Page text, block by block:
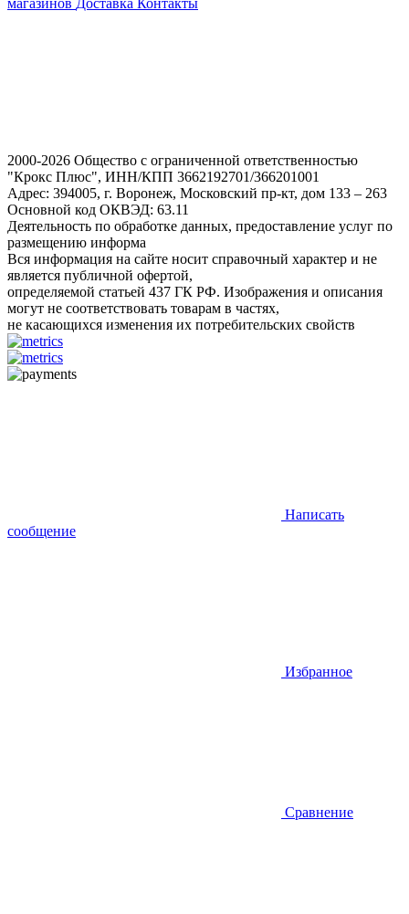
2000-2026 Общество с ограниченной ответственностью
"Крокс Плюс", ИНН/КПП 3662192701/366201001
Адрес: 394005, г. Воронеж, Московский пр-кт, дом 133 – 263
Основной код ОКВЭД: 63.11
Деятельность по обработке данных, предоставление услуг по
размещению информа
Вся информация на сайте носит справочный характер и не
является публичной офертой,
определяемой статьей 437 ГК РФ. Изображения и описания
могут не соответствовать товарам в частях,
не касающихся изменения их потребительских свойств
Написать
сообщение
Избранное
Сравнение